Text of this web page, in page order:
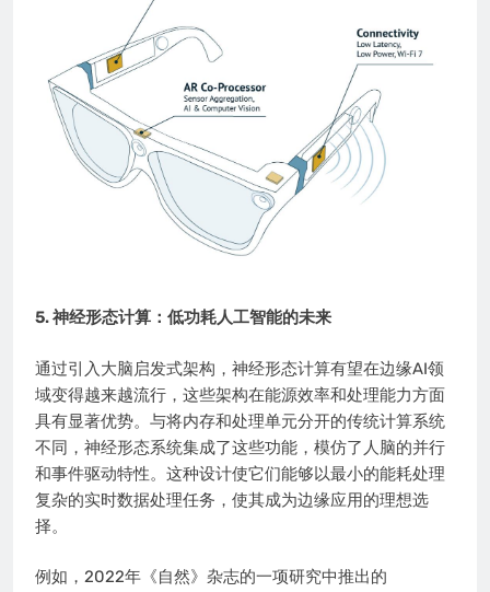
5. 神经形态计算：低功耗人工智能的未来
通过引入大脑启发式架构，神经形态计算有望在边缘AI领
域变得越来越流行，这些架构在能源效率和处理能力方面
具有显著优势。与将内存和处理单元分开的传统计算系统
不同，神经形态系统集成了这些功能，模仿了人脑的并行
和事件驱动特性。这种设计使它们能够以最小的能耗处理
复杂的实时数据处理任务，使其成为边缘应用的理想选
择。
例如，2022年《自然》杂志的一项研究中推出的